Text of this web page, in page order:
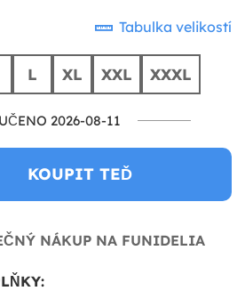
Tabulka velikostí
L XL XXL XXXL
2026-08-11
KOUPIT TEĎ
NÁKUP NA FUNIDELIA